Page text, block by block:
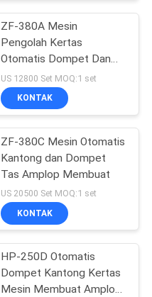
ZF-380A Mesin
Pengolah Kertas
Otomatis Dompet Dan
Mesin Pembuat Amplop
Saku
US 12800 Set MOQ:1 set
KONTAK
ZF-380C Mesin Otomatis
Kantong dan Dompet
Tas Amplop Membuat
US 20500 Set MOQ:1 set
KONTAK
HP-250D Otomatis
Dompet Kantong Kertas
Mesin Membuat Amplop